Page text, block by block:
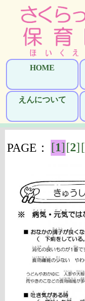
HOME
えんについて
PAGE： [1][2][